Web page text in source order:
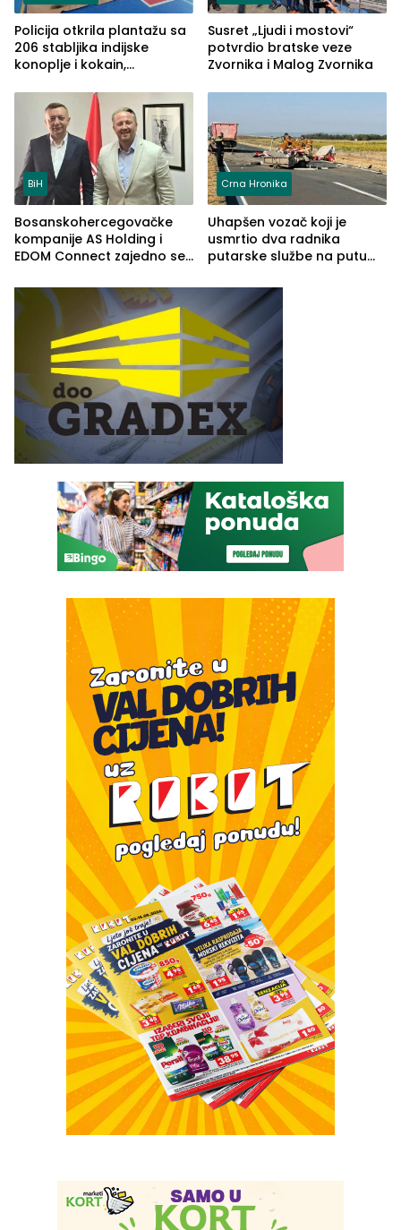
Policija otkrila plantažu sa
206 stabljika indijske
konoplje i kokain,
(FOTO)
Susret „Ljudi i mostovi“
potvrdio bratske veze
Zvornika i Malog Zvornika
BiH
Bosanskohercegovačke
kompanije AS Holding i
EDOM Connect zajedno se
Crna Hronika
Uhapšen vozač koji je
usmrtio dva radnika
putarske službe na putu
(FOTO)